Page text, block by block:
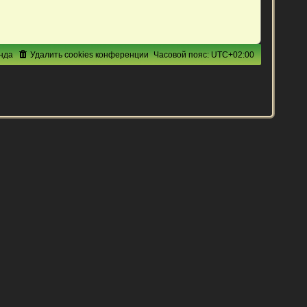
Часовой пояс:UTC+02:00
Удалить cookies конференции